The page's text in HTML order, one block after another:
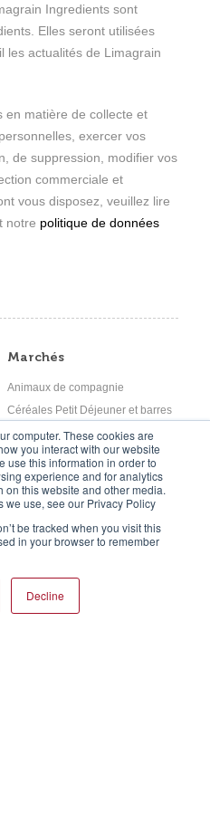
computer. These cookies are
you interact with our website
use this information in order to
experience and for analytics
on this website and other media.
we use, see our Privacy Policy
be tracked when you visit this
in your browser to remember
Decline
Follow us
Marchés
Animaux de compagnie
Céréales Petit Déjeuner et barres
Chevaux de courses
Culinary & Dairy
Jeunes animaux
Panification et Pâtisserie
Snacks
Ingredients sont
Elles seront utilisées
les actualités de Limagrain
en matière de collecte et
exercer vos
de suppression, modifier vos
commerciale et
vous disposez, veuillez lire
notre politique de données